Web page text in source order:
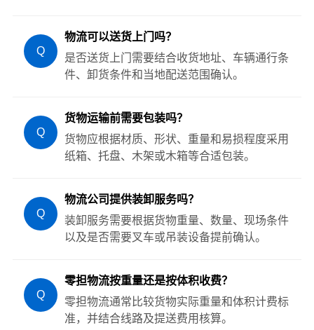
Q
物流可以送货上门吗？
是否送货上门需要结合收货地址、车辆通行条
件、卸货条件和当地配送范围确认。
Q
货物运输前需要包装吗？
货物应根据材质、形状、重量和易损程度采用
纸箱、托盘、木架或木箱等合适包装。
Q
物流公司提供装卸服务吗？
装卸服务需要根据货物重量、数量、现场条件
以及是否需要叉车或吊装设备提前确认。
Q
零担物流按重量还是按体积收费？
零担物流通常比较货物实际重量和体积计费标
准，并结合线路及提送费用核算。